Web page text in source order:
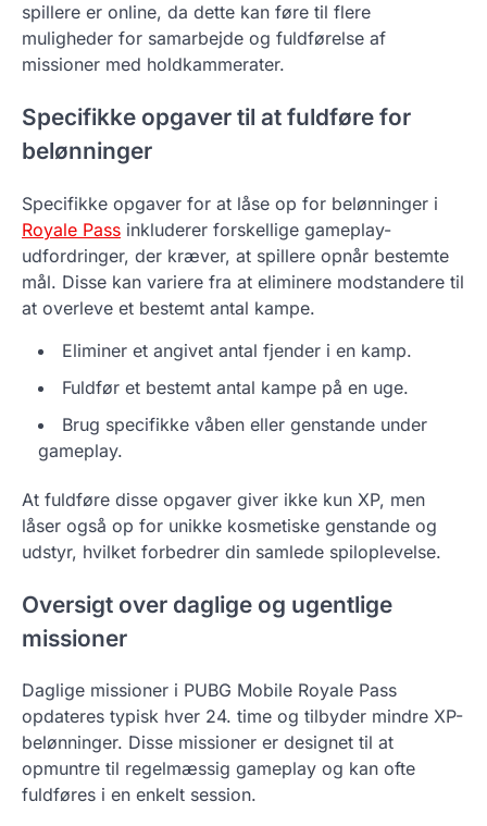
spillere er online, da dette kan føre til flere
muligheder for samarbejde og fuldførelse af
missioner med holdkammerater.
Specifikke opgaver til at fuldføre for
belønninger
Specifikke opgaver for at låse op for belønninger i
Royale Pass inkluderer forskellige gameplay-
udfordringer, der kræver, at spillere opnår bestemte
mål. Disse kan variere fra at eliminere modstandere til
at overleve et bestemt antal kampe.
Eliminer et angivet antal fjender i en kamp.
Fuldfør et bestemt antal kampe på en uge.
Brug specifikke våben eller genstande under
gameplay.
At fuldføre disse opgaver giver ikke kun XP, men
låser også op for unikke kosmetiske genstande og
udstyr, hvilket forbedrer din samlede spiloplevelse.
Oversigt over daglige og ugentlige
missioner
Daglige missioner i PUBG Mobile Royale Pass
opdateres typisk hver 24. time og tilbyder mindre XP-
belønninger. Disse missioner er designet til at
opmuntre til regelmæssig gameplay og kan ofte
fuldføres i en enkelt session.